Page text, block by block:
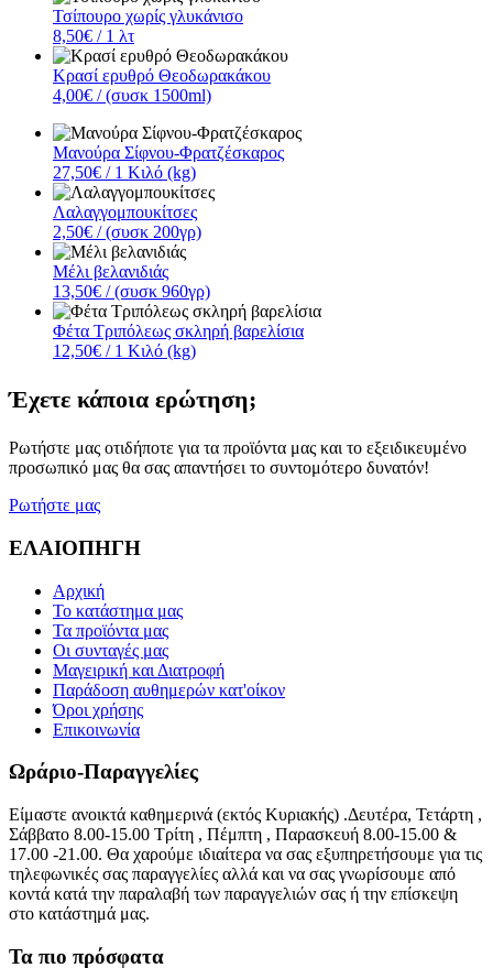
Τσίπουρο χωρίς γλυκάνισο
8,50€ / 1 λτ
Κρασί ερυθρό Θεοδωρακάκου
4,00€ / (συσκ 1500ml)
Μανούρα Σίφνου-Φρατζέσκαρος
27,50€ / 1 Κιλό (kg)
Λαλαγγομπουκίτσες
2,50€ / (συσκ 200γρ)
Μέλι βελανιδιάς
13,50€ / (συσκ 960γρ)
Φέτα Τριπόλεως σκληρή βαρελίσια
12,50€ / 1 Κιλό (kg)
Έχετε κάποια ερώτηση;
Ρωτήστε μας οτιδήποτε για τα προϊόντα μας και το εξειδικευμένο
προσωπικό μας θα σας απαντήσει το συντομότερο δυνατόν!
Ρωτήστε μας
ΕΛΑΙΟΠΗΓΗ
Αρχική
Το κατάστημα μας
Τα προϊόντα μας
Οι συνταγές μας
Μαγειρική και Διατροφή
Παράδοση αυθημερών κατ'οίκον
Όροι χρήσης
Επικοινωνία
Ωράριο-Παραγγελίες
Είμαστε ανοικτά καθημερινά (εκτός Κυριακής) .Δευτέρα, Τετάρτη ,
Σάββατο 8.00-15.00 Τρίτη , Πέμπτη , Παρασκευή 8.00-15.00 &
17.00 -21.00. Θα χαρούμε ιδιαίτερα να σας εξυπηρετήσουμε για τις
τηλεφωνικές σας παραγγελίες αλλά και να σας γνωρίσουμε από
κοντά κατά την παραλαβή των παραγγελιών σας ή την επίσκεψη
στο κατάστημά μας.
Τα πιο πρόσφατα